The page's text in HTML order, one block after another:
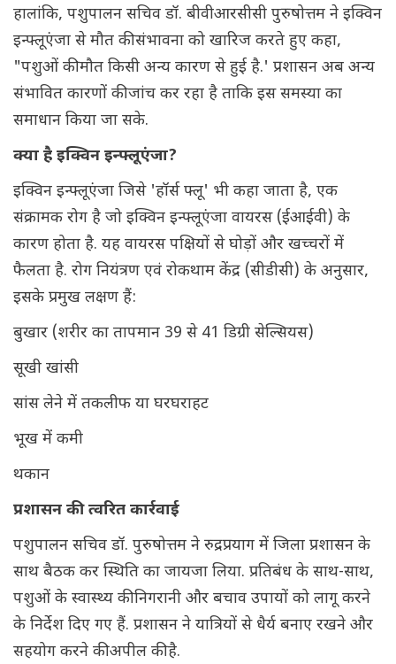
हालांकि, पशुपालन सचिव डॉ. बीवीआरसीसी पुरुषोत्तम ने इक्विन
इन्फ्लूएंजा से मौत की संभावना को खारिज करते हुए कहा,
"पशुओं की मौत किसी अन्य कारण से हुई है.' प्रशासन अब अन्य
संभावित कारणों की जांच कर रहा है ताकि इस समस्या का
समाधान किया जा सके.
क्या है इक्विन इन्फ्लूएंजा?
इक्विन इन्फ्लूएंजा जिसे 'हॉर्स फ्लू' भी कहा जाता है, एक
संक्रामक रोग है जो इक्विन इन्फ्लूएंजा वायरस (ईआईवी) के
कारण होता है. यह वायरस पक्षियों से घोड़ों और खच्चरों में
फैलता है. रोग नियंत्रण एवं रोकथाम केंद्र (सीडीसी) के अनुसार,
इसके प्रमुख लक्षण हैं:
बुखार (शरीर का तापमान 39 से 41 डिग्री सेल्सियस)
सूखी खांसी
सांस लेने में तकलीफ या घरघराहट
भूख में कमी
थकान
प्रशासन की त्वरित कार्रवाई
पशुपालन सचिव डॉ. पुरुषोत्तम ने रुद्रप्रयाग में जिला प्रशासन के
साथ बैठक कर स्थिति का जायजा लिया. प्रतिबंध के साथ-साथ,
पशुओं के स्वास्थ्य की निगरानी और बचाव उपायों को लागू करने
के निर्देश दिए गए हैं. प्रशासन ने यात्रियों से धैर्य बनाए रखने और
सहयोग करने की अपील की है.